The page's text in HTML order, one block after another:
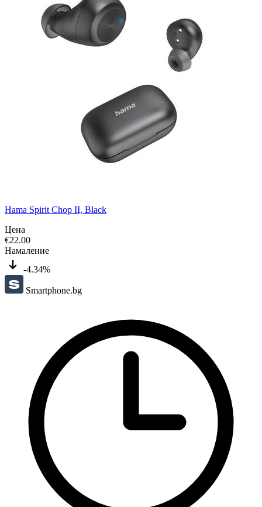
Hama Spirit Chop II, Black
Цена
€22.00
Намаление
-4.34%
Smartphone.bg